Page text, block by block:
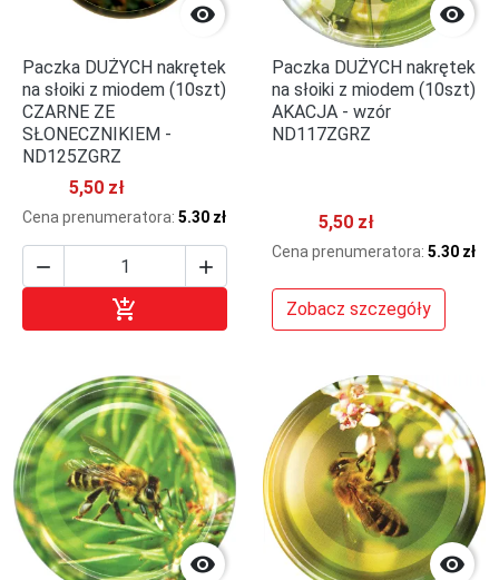

Paczka DUŻYCH nakrętek
na słoiki z miodem (10szt)
CZARNE ZE
SŁONECZNIKIEM -
ND125ZGRZ
5,50 zł
Cena prenumeratora: 5.30 zł
 


Paczka DUŻYCH nakrętek
na słoiki z miodem (10szt)
AKACJA - wzór
ND117ZGRZ
5,50 zł
Cena prenumeratora: 5.30 zł
Zobacz szczegóły
 